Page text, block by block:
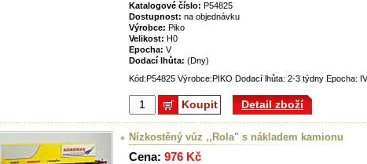
Katalogové číslo: P54825
Dostupnost: na objednávku
Výrobce: Piko
Velikost: H0
Epocha: V
Dodací lhůta: (Dny)
Kód:P54825 Výrobce:PIKO Dodací lhůta: 2-3 týdny Epocha: IV
Koupit Detail zboží
Nízkostěný vůz ,,Rola" s nákladem kamionu
Cena: 976 Kč